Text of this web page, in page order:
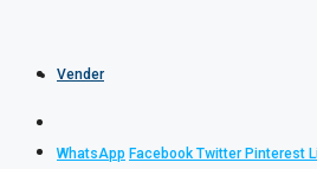
Vender
WhatsApp Facebook Twitter Pinterest